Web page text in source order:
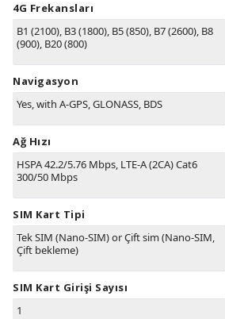
4G Frekansları
B1 (2100), B3(1800), B5(850), B7(2600), B8
(900), B20(800)
Navigasyon
Yes, with A-GPS, GLONASS, BDS
Ağ Hızı
HSPA 42.2/5.76 Mbps, LTE-A (2CA) Cat6
300/50 Mbps
SIM Kart Tipi
Tek SIM (Nano-SIM) or Çift sim (Nano-SIM,
Çift bekleme)
SIM Kart Girişi Sayısı
1